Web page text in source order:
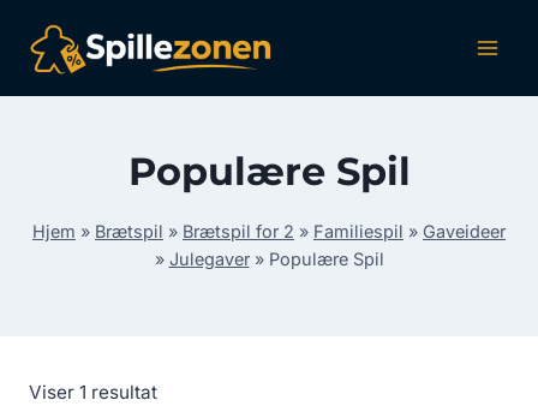
indhold
Populære Spil
Hjem » Brætspil » Brætspil for 2 » Familiespil » Gaveideer
» Julegaver» Populære Spil
Viser 1 resultat